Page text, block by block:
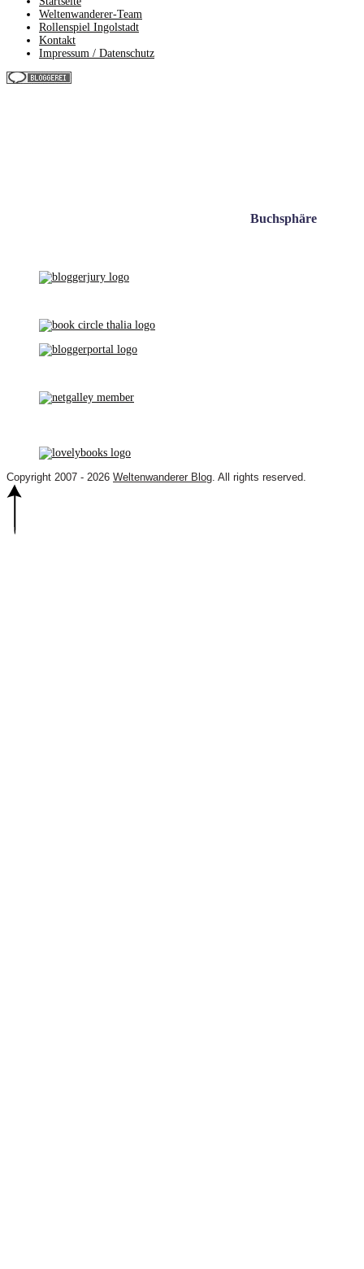
Weltenwanderer-Team
Rollenspiel Ingolstadt
Kontakt
Impressum / Datenschutz
Buchsphäre
Copyright 2007 - 2026 Weltenwanderer Blog. All rights reserved.